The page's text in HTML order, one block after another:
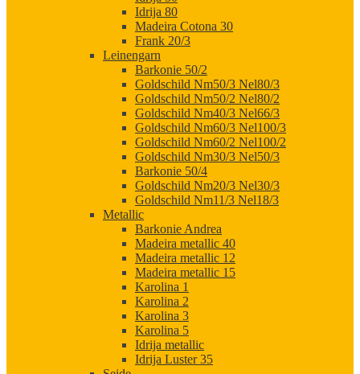
Idrija 80
Madeira Cotona 30
Frank 20/3
Leinengarn
Barkonie 50/2
Goldschild Nm50/3 Nel80/3
Goldschild Nm50/2 Nel80/2
Goldschild Nm40/3 Nel66/3
Goldschild Nm60/3 Nel100/3
Goldschild Nm60/2 Nel100/2
Goldschild Nm30/3 Nel50/3
Barkonie 50/4
Goldschild Nm20/3 Nel30/3
Goldschild Nm11/3 Nel18/3
Metallic
Barkonie Andrea
Madeira metallic 40
Madeira metallic 12
Madeira metallic 15
Karolina 1
Karolina 2
Karolina 3
Karolina 5
Idrija metallic
Idrija Luster 35